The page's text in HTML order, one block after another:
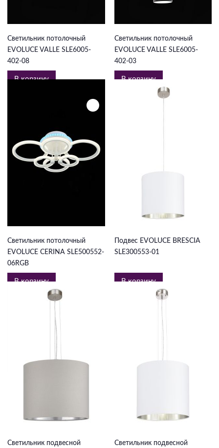
Светильник потолочный
EVOLUCE VALLE SLE6005-
402-08
В корзину
Светильник потолочный
EVOLUCE VALLE SLE6005-
402-03
В корзину
Светильник потолочный
EVOLUCE CERINA SLE500552-
06RGB
В корзину
Подвес EVOLUCE BRESCIA
SLE300553-01
В корзину
Светильник подвесной Светильник подвесной